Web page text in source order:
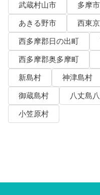
武蔵村山市
多摩市
あきる野市
西東
西多摩郡日の出町
西多摩郡奥多摩町
新島村
神津島村
御蔵島村
八丈島
小笠原村